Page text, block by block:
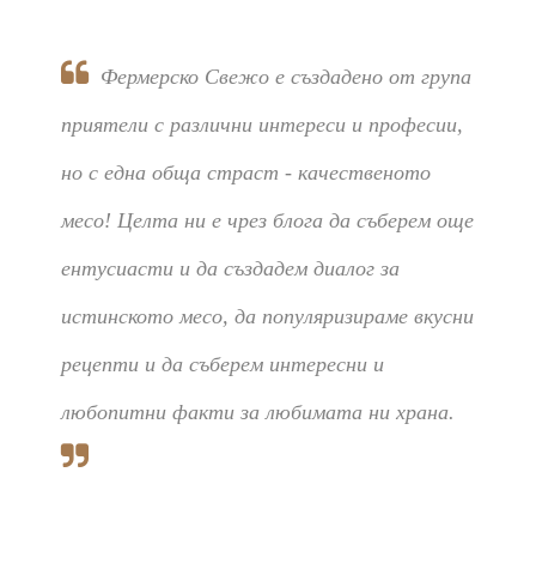
Фермерско Свежо е създадено от група
приятели с различни интереси и професии,
но с една обща страст - качественото
месо! Целта ни е чрез блога да съберем още
ентусиасти и да създадем диалог за
истинското месо, да популяризираме вкусни
рецепти и да съберем интересни и
любопитни факти за любимата ни храна.